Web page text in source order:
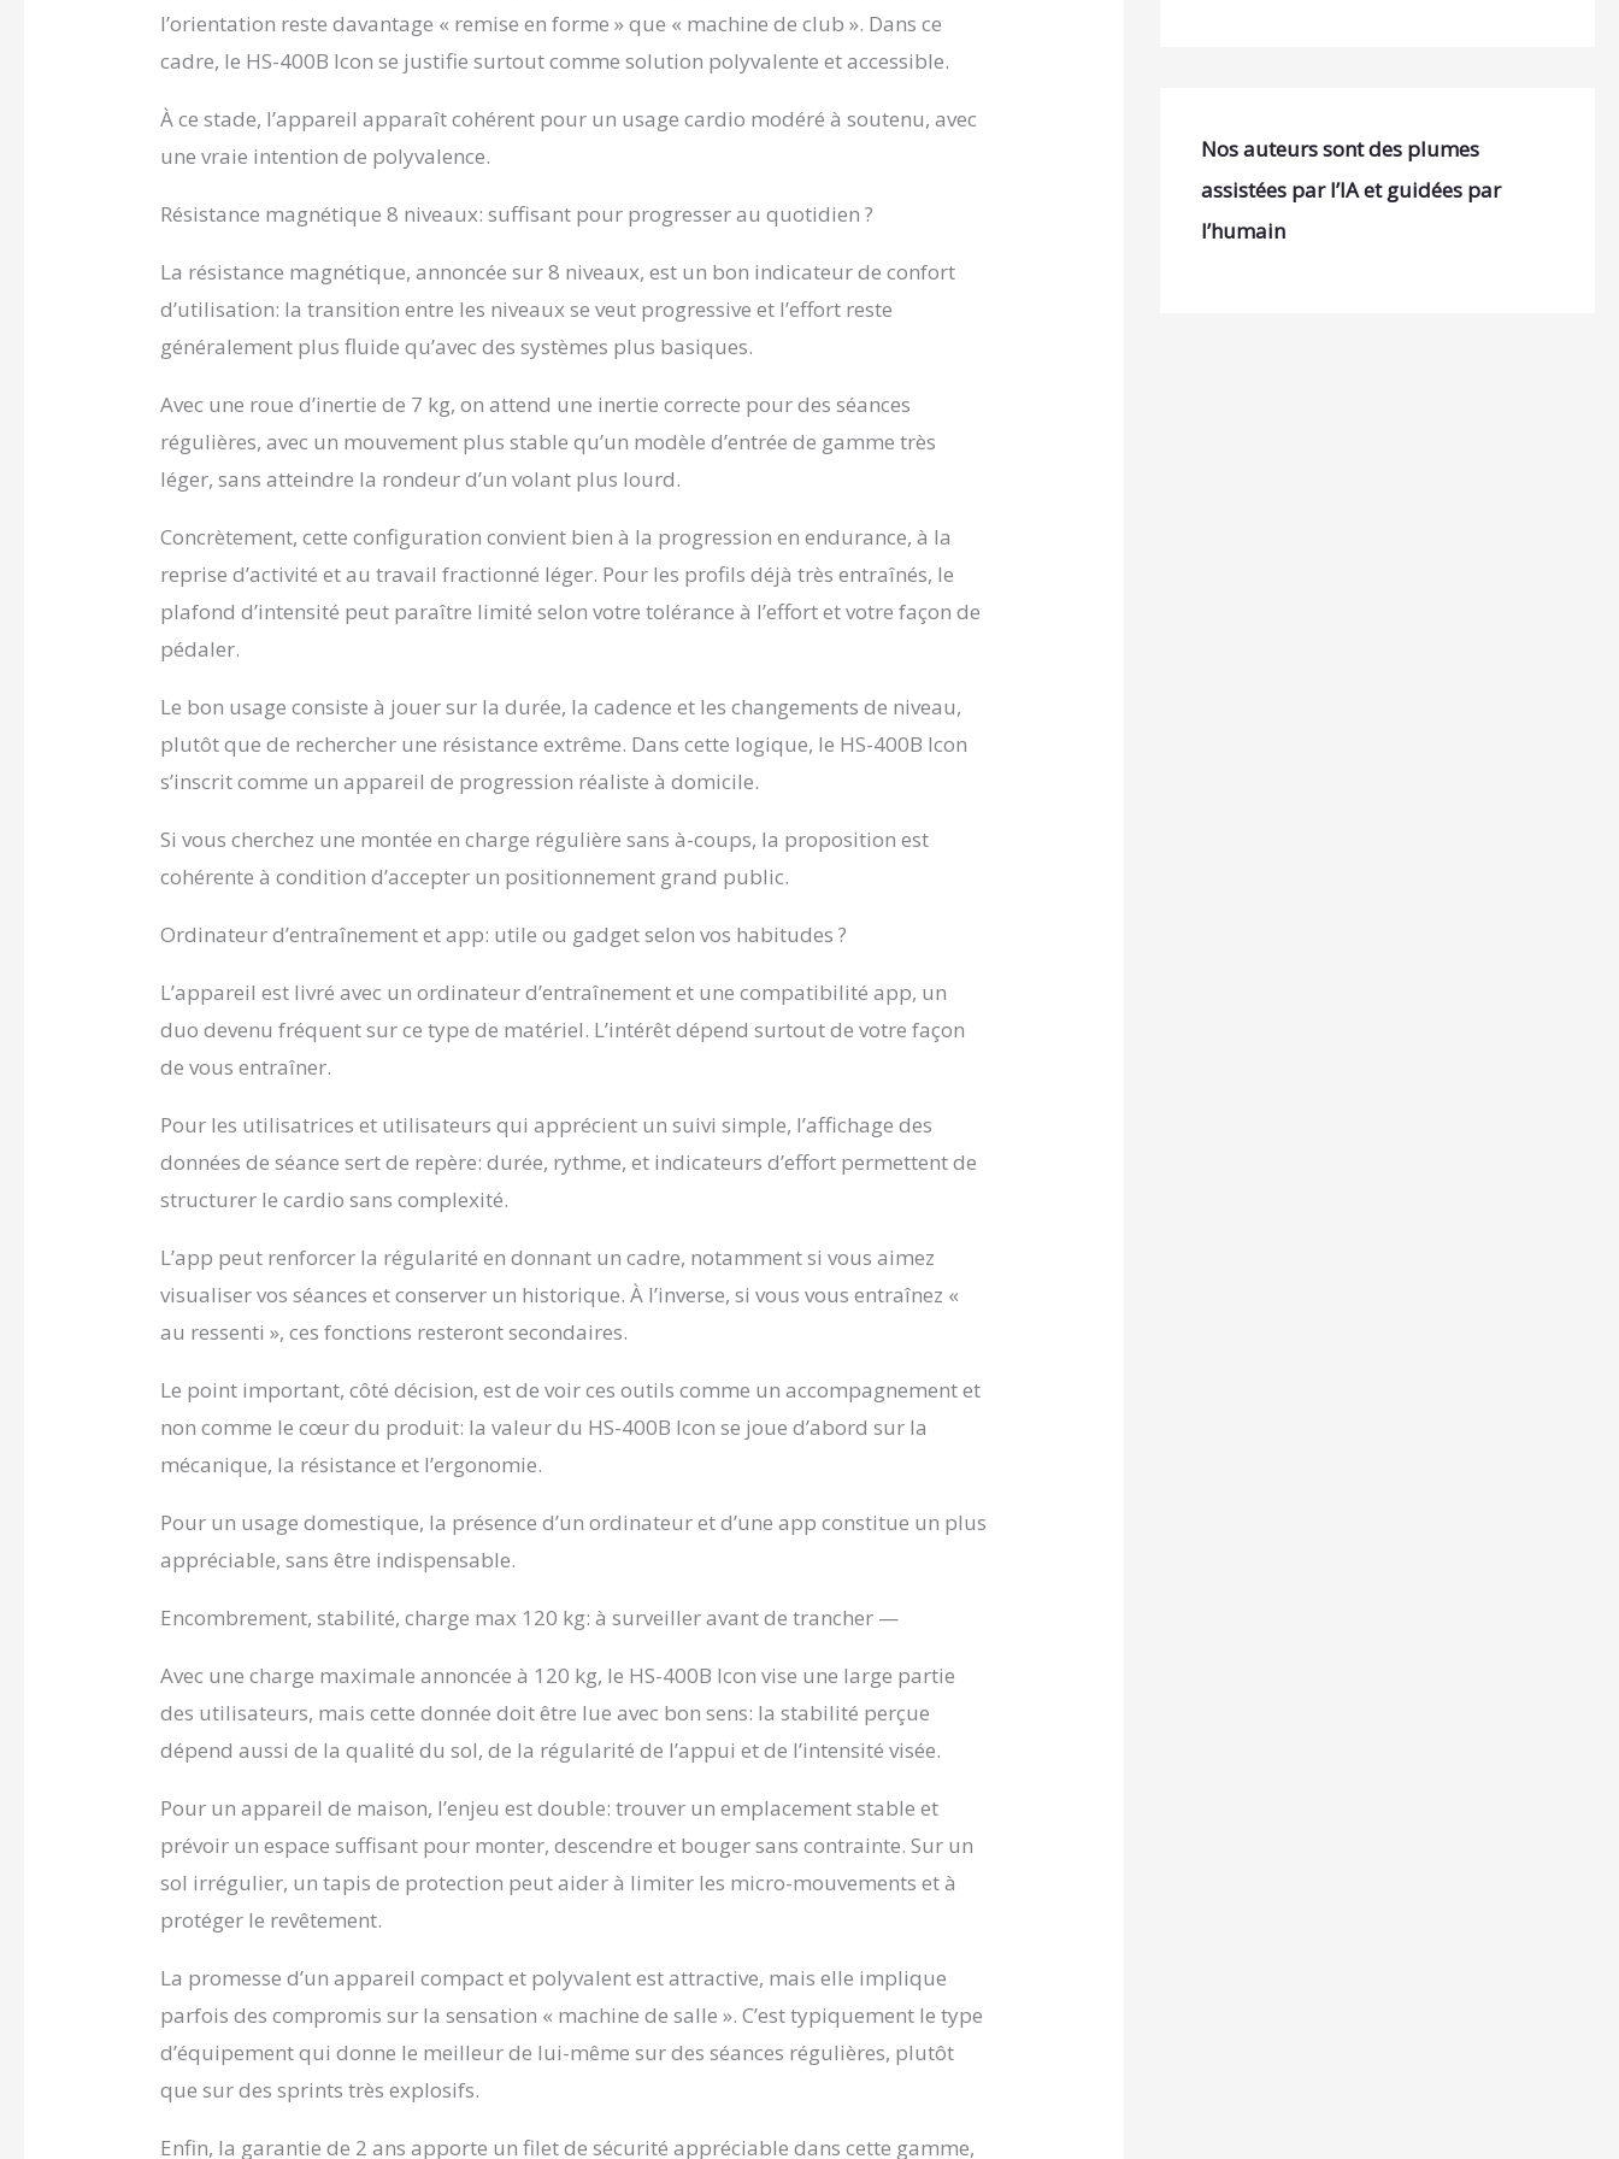
l’orientation reste davantage « remise en forme » que « machine de club ». Dans ce
cadre, le HS-400B Icon se justifie surtout comme solution polyvalente et accessible.
À ce stade, l’appareil apparaît cohérent pour un usage cardio modéré à soutenu, avec
une vraie intention de polyvalence.
Résistance magnétique 8 niveaux: suffisant pour progresser au quotidien ?
La résistance magnétique, annoncée sur 8 niveaux, est un bon indicateur de confort
d’utilisation: la transition entre les niveaux se veut progressive et l’effort reste
généralement plus fluide qu’avec des systèmes plus basiques.
Avec une roue d’inertie de 7 kg, on attend une inertie correcte pour des séances
régulières, avec un mouvement plus stable qu’un modèle d’entrée de gamme très
léger, sans atteindre la rondeur d’un volant plus lourd.
Concrètement, cette configuration convient bien à la progression en endurance, à la
reprise d’activité et au travail fractionné léger. Pour les profils déjà très entraînés, le
plafond d’intensité peut paraître limité selon votre tolérance à l’effort et votre façon de
pédaler.
Le bon usage consiste à jouer sur la durée, la cadence et les changements de niveau,
plutôt que de rechercher une résistance extrême. Dans cette logique, le HS-400B Icon
s’inscrit comme un appareil de progression réaliste à domicile.
Si vous cherchez une montée en charge régulière sans à-coups, la proposition est
cohérente à condition d’accepter un positionnement grand public.
Ordinateur d’entraînement et app: utile ou gadget selon vos habitudes ?
L’appareil est livré avec un ordinateur d’entraînement et une compatibilité app, un
duo devenu fréquent sur ce type de matériel. L’intérêt dépend surtout de votre façon
de vous entraîner.
Pour les utilisatrices et utilisateurs qui apprécient un suivi simple, l’affichage des
données de séance sert de repère: durée, rythme, et indicateurs d’effort permettent de
structurer le cardio sans complexité.
L’app peut renforcer la régularité en donnant un cadre, notamment si vous aimez
visualiser vos séances et conserver un historique. À l’inverse, si vous vous entraînez «
au ressenti », ces fonctions resteront secondaires.
Le point important, côté décision, est de voir ces outils comme un accompagnement et
non comme le cœur du produit: la valeur du HS-400B Icon se joue d’abord sur la
mécanique, la résistance et l’ergonomie.
Pour un usage domestique, la présence d’un ordinateur et d’une app constitue un plus
appréciable, sans être indispensable.
Encombrement, stabilité, charge max 120 kg: à surveiller avant de trancher —
Avec une charge maximale annoncée à 120 kg, le HS-400B Icon vise une large partie
des utilisateurs, mais cette donnée doit être lue avec bon sens: la stabilité perçue
dépend aussi de la qualité du sol, de la régularité de l’appui et de l’intensité visée.
Pour un appareil de maison, l’enjeu est double: trouver un emplacement stable et
prévoir un espace suffisant pour monter, descendre et bouger sans contrainte. Sur un
sol irrégulier, un tapis de protection peut aider à limiter les micro-mouvements et à
protéger le revêtement.
La promesse d’un appareil compact et polyvalent est attractive, mais elle implique
parfois des compromis sur la sensation « machine de salle ». C’est typiquement le type
d’équipement qui donne le meilleur de lui-même sur des séances régulières, plutôt
que sur des sprints très explosifs.
Enfin, la garantie de 2 ans apporte un filet de sécurité appréciable dans cette gamme,
Nos auteurs sont des plumes
assistées par l’IA et guidées par
l’humain